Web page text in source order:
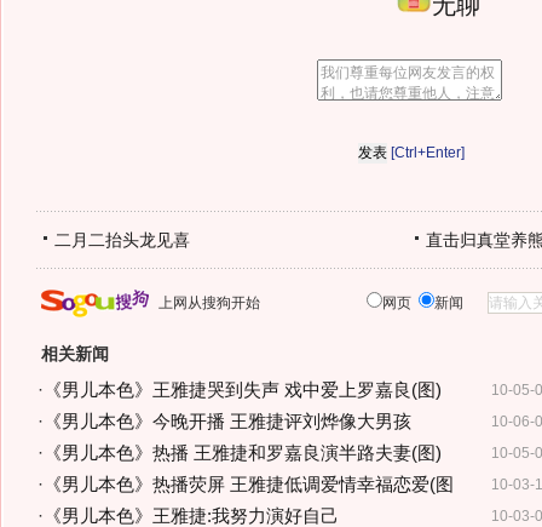
[Ctrl+Enter]
二月二抬头龙见喜 直击归真堂养
上网从搜狗开始 网页 新闻
相关新闻
10-05-
· 《男儿本色》王雅捷哭到失声 戏中爱上罗嘉良(图)
10-06-
· 《男儿本色》今晚开播 王雅捷评刘烨像大男孩
10-05-
· 《男儿本色》热播 王雅捷和罗嘉良演半路夫妻(图)
10-03-
· 《男儿本色》热播荧屏 王雅捷低调爱情幸福恋爱(图
10-03-
· 《男儿本色》王雅捷:我努力演好自己